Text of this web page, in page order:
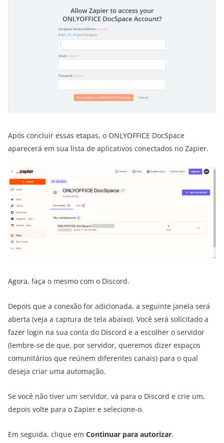
Após concluir essas etapas, o ONLYOFFICE DocSpace
aparecerá em sua lista de aplicativos conectados no Zapier.
Agora, faça o mesmo com o Discord.
Depois que a conexão for adicionada, a seguinte janela será
aberta (veja a captura de tela abaixo). Você será solicitado a
fazer login na sua conta do Discord e a escolher o servidor
(lembre-se de que, por servidor, queremos dizer espaços
comunitários que reúnem diferentes canais) para o qual
deseja criar uma automação.
Se você não tiver um servidor, vá para o Discord e crie um,
depois volte para o Zapier e selecione-o.
Em seguida, clique em Continuar para autorizar.